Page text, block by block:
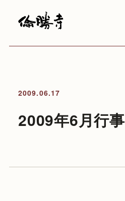
2009.06.17
2009年6月行事